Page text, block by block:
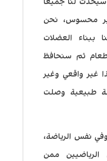
محسوس، نحن
ببناء العضلات
ثم سنحافظ
غير واقعي وغير
طبيعية وصلت
نفس الرياضة،
ممن